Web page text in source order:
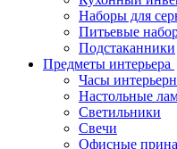
Наборы для
Питьевые
Подстаканники
Предметы интерьера
Часы
Настольные
Светильники
Свечи
Офисные